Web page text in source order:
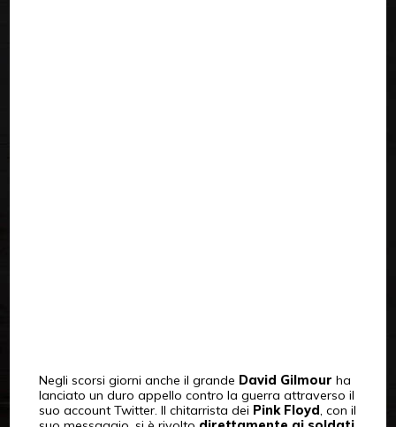
Negli scorsi giorni anche il grande David Gilmour ha
lanciato un duro appello contro la guerra attraverso il
suo account Twitter. Il chitarrista dei Pink Floyd, con il